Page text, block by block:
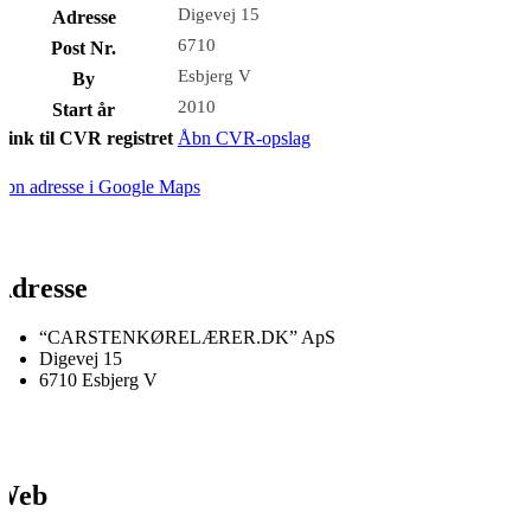
Adresse Digevej 15
Post Nr. 6710
By Esbjerg V
Start år 2010
til CVR registret Åbn CVR-opslag
adresse i Google Maps
“CARSTENKØRELÆRER.DK” ApS
Digevej 15
6710 Esbjerg V